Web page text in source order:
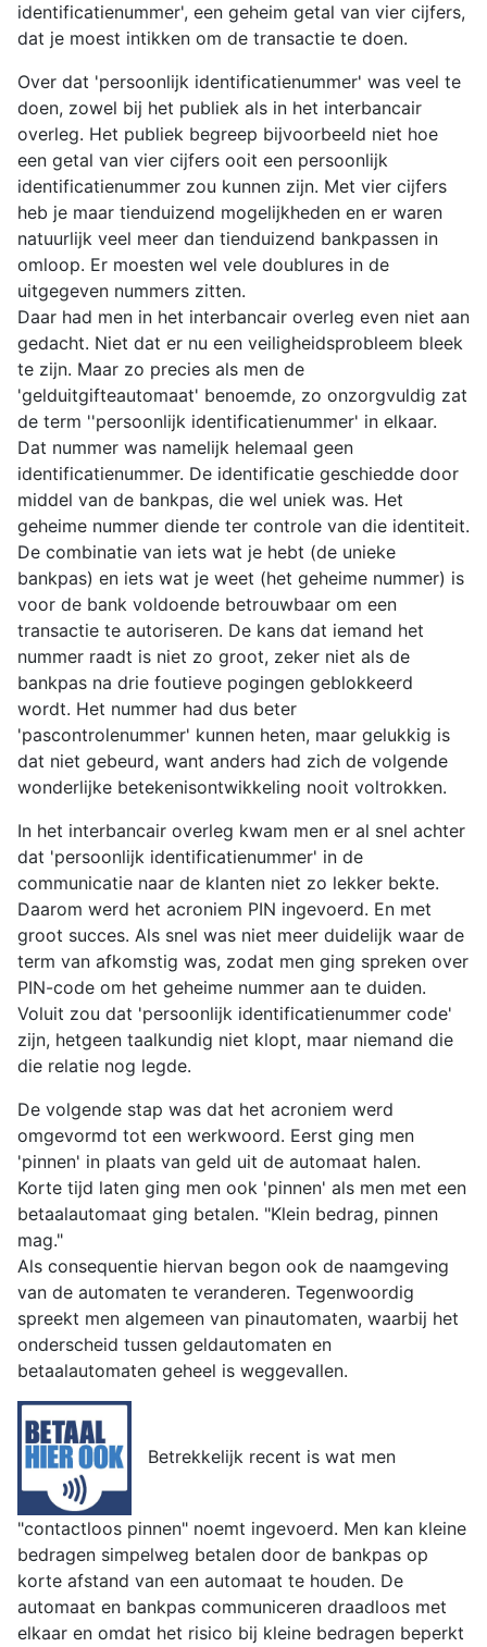
identificatienummer', een geheim getal van vier cijfers,
dat je moest intikken om de transactie te doen.
Over dat 'persoonlijk identificatienummer' was veel te
doen, zowel bij het publiek als in het interbancair
overleg. Het publiek begreep bijvoorbeeld niet hoe
een getal van vier cijfers ooit een persoonlijk
identificatienummer zou kunnen zijn. Met vier cijfers
heb je maar tienduizend mogelijkheden en er waren
natuurlijk veel meer dan tienduizend bankpassen in
omloop. Er moesten wel vele doublures in de
uitgegeven nummers zitten.
Daar had men in het interbancair overleg even niet aan
gedacht. Niet dat er nu een veiligheidsprobleem bleek
te zijn. Maar zo precies als men de
'gelduitgifteautomaat' benoemde, zo onzorgvuldig zat
de term ''persoonlijk identificatienummer' in elkaar.
Dat nummer was namelijk helemaal geen
identificatienummer. De identificatie geschiedde door
middel van de bankpas, die wel uniek was. Het
geheime nummer diende ter controle van die identiteit.
De combinatie van iets wat je hebt (de unieke
bankpas) en iets wat je weet (het geheime nummer) is
voor de bank voldoende betrouwbaar om een
transactie te autoriseren. De kans dat iemand het
nummer raadt is niet zo groot, zeker niet als de
bankpas na drie foutieve pogingen geblokkeerd
wordt. Het nummer had dus beter
'pascontrolenummer' kunnen heten, maar gelukkig is
dat niet gebeurd, want anders had zich de volgende
wonderlijke betekenisontwikkeling nooit voltrokken.
In het interbancair overleg kwam men er al snel achter
dat 'persoonlijk identificatienummer' in de
communicatie naar de klanten niet zo lekker bekte.
Daarom werd het acroniem PIN ingevoerd. En met
groot succes. Als snel was niet meer duidelijk waar de
term van afkomstig was, zodat men ging spreken over
PIN-code om het geheime nummer aan te duiden.
Voluit zou dat 'persoonlijk identificatienummer code'
zijn, hetgeen taalkundig niet klopt, maar niemand die
die relatie nog legde.
De volgende stap was dat het acroniem werd
omgevormd tot een werkwoord. Eerst ging men
'pinnen' in plaats van geld uit de automaat halen.
Korte tijd laten ging men ook 'pinnen' als men met een
betaalautomaat ging betalen. "Klein bedrag, pinnen
mag."
Als consequentie hiervan begon ook de naamgeving
van de automaten te veranderen. Tegenwoordig
spreekt men algemeen van pinautomaten, waarbij het
onderscheid tussen geldautomaten en
betaalautomaten geheel is weggevallen.
Betrekkelijk recent is wat men
"contactloos pinnen" noemt ingevoerd. Men kan kleine
bedragen simpelweg betalen door de bankpas op
korte afstand van een automaat te houden. De
automaat en bankpas communiceren draadloos met
elkaar en omdat het risico bij kleine bedragen beperkt